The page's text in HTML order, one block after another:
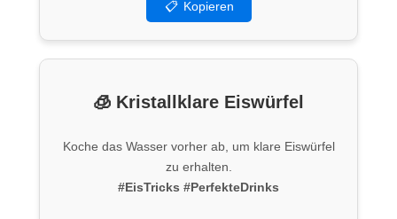
📋 Kopieren
🧊 Kristallklare Eiswürfel
Koche das Wasser vorher ab, um klare Eiswürfel
zu erhalten.
#EisTricks #PerfekteDrinks